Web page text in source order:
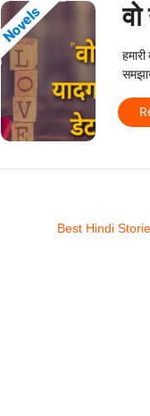
Novels
Best Hindi